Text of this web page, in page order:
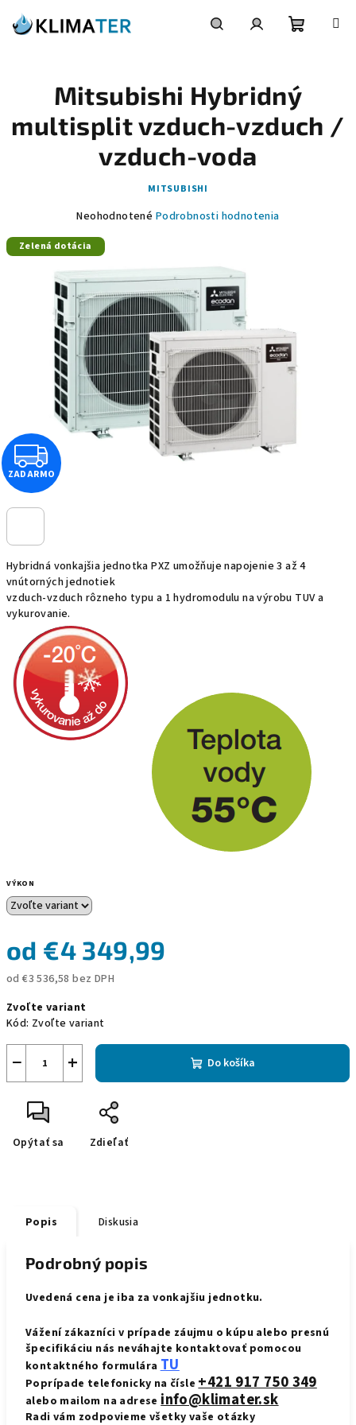
obsah
košík
Hybridná vonkajšia jednotka PXZ umožňuje napojenie 3 až 4
vnútorných jednotiek
vzduch-vzduch rôzneho typu a 1 hydromodulu na výrobu TUV a
vykurovanie.
VÝKON
od €4 349,99
od€3 536,58 bez DPH
cena:
Zvoľte variant
Kód: Zvoľte variant
+
− Do košíka
Opýtať sa Zdieľať
Mitsubishi Hybridný
multisplit vzduch-vzduch /
vzduch-voda
MITSUBISHI
Priemerné
produktu
0,0
z
5
hviezdičiek.
Neohodnotené Podrobnosti hodnotenia
Zelená dotácia
Z
A
A
R
M
O
ZADARMO
Popis Diskusia
Podrobný popis
Uvedená cena je iba za vonkajšiu jednotku.
Vážení zákazníci v prípade záujmu o kúpu alebo presnú
špecifikáciu nás neváhajte kontaktovať pomocou
kontaktného formuláraTU
Poprípade telefonicky na čísle+421 917 750 349
alebo mailom na adreseinfo@klimater.sk
Radi vám zodpovieme všetky vaše otázky